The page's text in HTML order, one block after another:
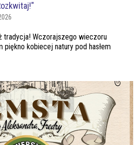
tradycja! Wczorajszego wieczoru
piękno kobiecej natury pod hasłem